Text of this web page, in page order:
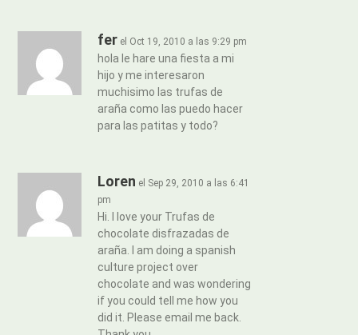
fer el Oct 19, 2010 a las 9:29 pm
hola le hare una fiesta a mi
hijo y me interesaron
muchisimo las trufas de
araña como las puedo hacer
para las patitas y todo?
Loren el Sep 29, 2010 a las 6:41
pm
Hi. I love your Trufas de
chocolate disfrazadas de
araña. I am doing a spanish
culture project over
chocolate and was wondering
if you could tell me how you
did it. Please email me back.